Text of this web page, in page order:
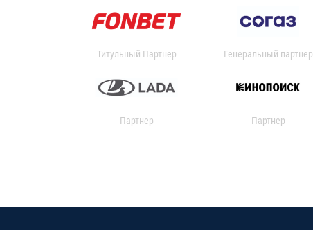
Титульный Партнер Генеральный партнер
Партнер Партнер